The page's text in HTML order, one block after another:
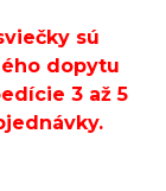
sú
dopytu
3 až 5